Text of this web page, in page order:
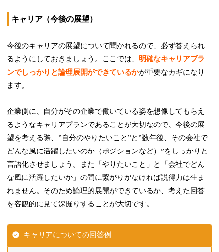
キャリア（今後の展望）
今後のキャリアの展望について聞かれるので、必ず答えられ
るようにしておきましょう。ここでは、 明確なキャリアプラ
ンでしっかりと論理展開ができているかが重要なカギになり
ます。
企業側に、自分がその企業で働いている姿を想像してもらえ
るようなキャリアプランであることが大切なので、今後の展
望を考える際、”自分のやりたいこと”と”数年後、その会社で
どんな風に活躍したいのか（ポジションなど）”をしっかりと
言語化させましょう。また「やりたいこと」と「会社でどん
な風に活躍したいか」の間に繋がりがなければ説得力は生ま
れません。そのため論理的展開ができているか、考えた回答
を客観的に見て深掘りすることが大切です。
キャリアについての回答例